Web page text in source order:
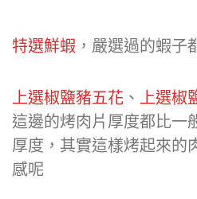
特選鮮蝦 ，嚴選過的蝦子
上選椒鹽豬五花 、 上選椒
這邊的烤肉片厚度都比一
厚度，其實這樣烤起來的
感呢